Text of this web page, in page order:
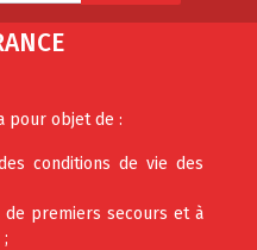
pour objet de :
conditions de vie des
premiers secours et à